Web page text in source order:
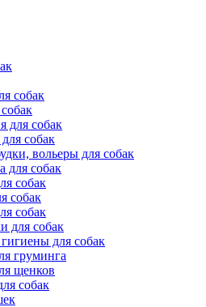
собак
для собак
собак
вольеры для собак
для собак
собак
собак
собак
для собак
для собак
груминга
щенков
собак